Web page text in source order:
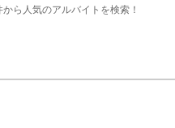
ら人気のアルバイトを検索！